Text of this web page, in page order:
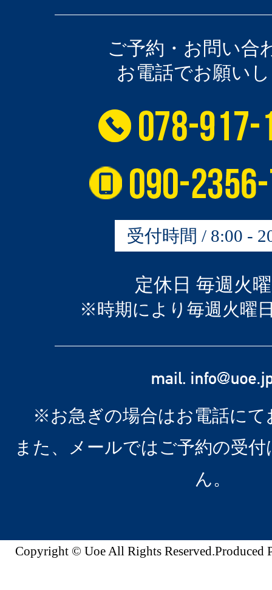
ご予約・お問い合
お電話でお願い
受付時間 / 8:00 -
定休日 毎週火
※時期により毎週火曜
※お急ぎの場合はお電話にて
また、メールではご予約の受
ん。
Copyright © Uoe All Rights Reserved.Produced